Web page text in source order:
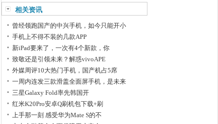
相关资讯
曾经领跑国产的中兴手机，如今只能开小
手机上不得不装的几款APP
新iPad要来了，一次有4个新款，你
致敬还是引领未来？解惑vivoAPE
外媒周评10大热门手机，国产机占5席
一周内连发三款滑盖全面屏手机，是未来
三星Galaxy Fold率先韩国开
红米K20Pro安卓Q刷机包下载+刷
上手那一刻 感受华为Mate S的不